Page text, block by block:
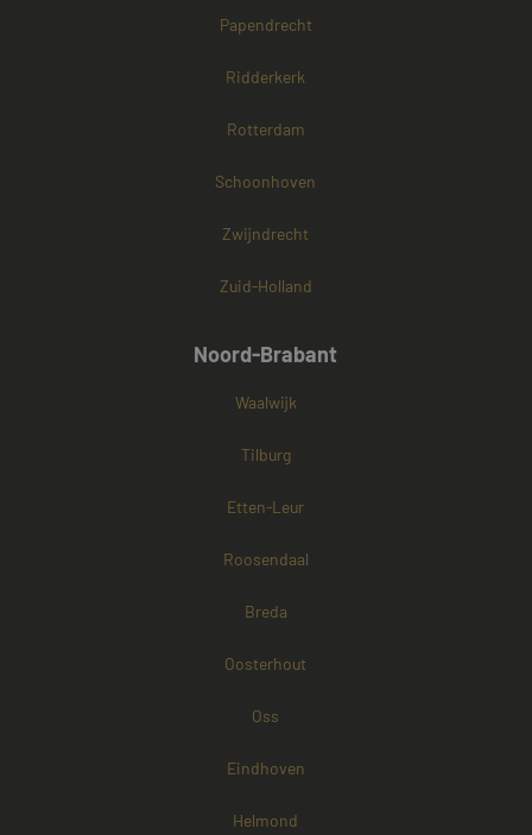
Papendrecht
Ridderkerk
Rotterdam
Schoonhoven
Zwijndrecht
Zuid-Holland
Noord-Brabant
Waalwijk
Tilburg
Etten-Leur
Roosendaal
Breda
Oosterhout
Oss
Eindhoven
Helmond